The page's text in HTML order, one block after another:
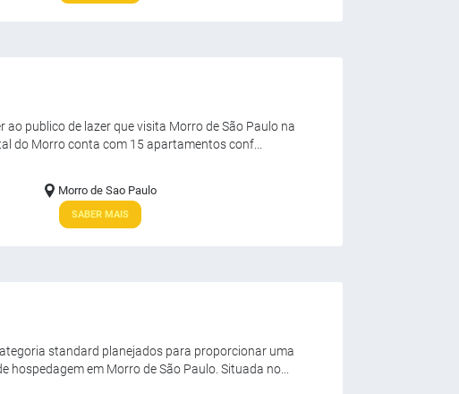
ao publico de lazer que visita Morro de São Paulo na
do Morro conta com 15 apartamentos conf...
Morro de Sao Paulo
SABER MAIS
standard planejados para proporcionar uma
hospedagem em Morro de São Paulo. Situada no...